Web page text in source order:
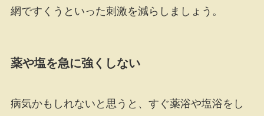
網ですくうといった刺激を減らしましょう。
薬や塩を急に強くしない
病気かもしれないと思うと、すぐ薬浴や塩浴をし